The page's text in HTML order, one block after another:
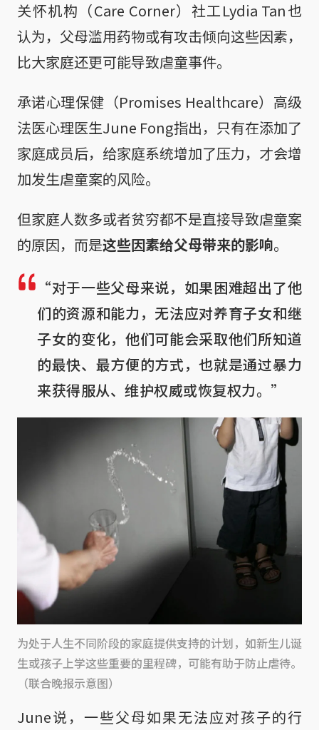
关怀机构（Care Corner）社工Lydia Tan也
认为，父母滥用药物或有攻击倾向这些因素，
比大家庭还更可能导致虐童事件。
承诺心理保健（Promises Healthcare）高级
法医心理医生June Fong指出，只有在添加了
家庭成员后，给家庭系统增加了压力，才会增
加发生虐童案的风险。
但家庭人数多或者贫穷都不是直接导致虐童案
的原因，而是这些因素给父母带来的影响。
“对于一些父母来说，如果困难超出了他
们的资源和能力，无法应对养育子女和继
子女的变化，他们可能会采取他们所知道
的最快、最方便的方式，也就是通过暴力
来获得服从、维护权威或恢复权力。”
为处于人生不同阶段的家庭提供支持的计划，如新生儿诞
生或孩子上学这些重要的里程碑，可能有助于防止虐待。
（联合晚报示意图）
June说，一些父母如果无法应对孩子的行